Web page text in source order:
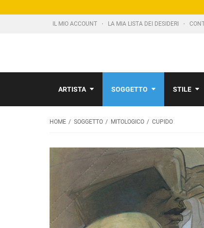
IL MIO ACCOUNT LA MIA LISTA DEI DESIDERI
ARTISTA SOGGETTO STILE
HOME SOGGETTO MITOLOGICO CUPIDO